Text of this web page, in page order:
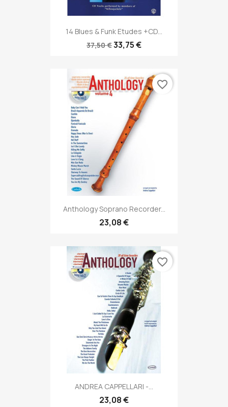
14 Blues & Funk Etudes +CD...
37,50 €33,75 €
Anthology Soprano Recorder...
23,08 €
favorite_border
ANDREA CAPPELLARI -...
23,08 €
favorite_border